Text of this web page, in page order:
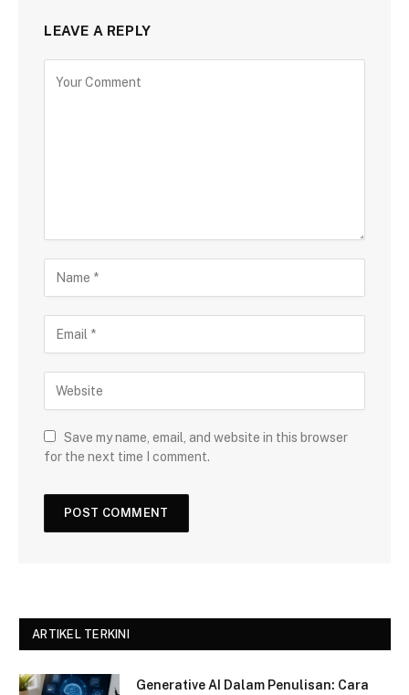
LEAVE A REPLY
Save my name, email, and website in this browser
for the next time I comment.
ARTIKEL TERKINI
Generative AI Dalam Penulisan: Cara